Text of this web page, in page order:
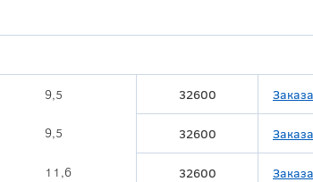
9,5 32600
9,5 32600
11,6 32600